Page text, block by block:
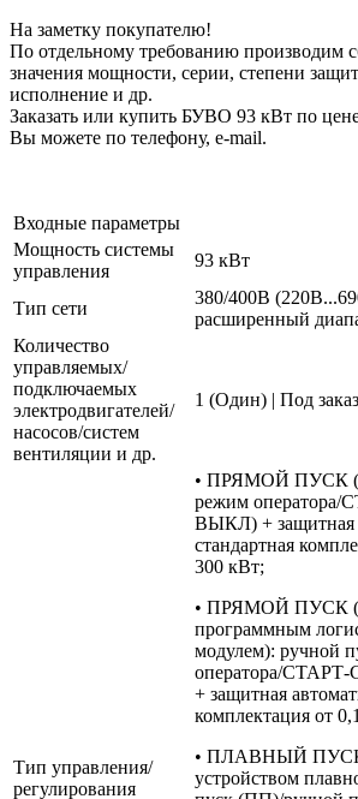
На заметку покупателю!
По отдельному требованию производим
значения мощности, серии, степени
исполнение и др.
Заказать или купить БУВО 93 кВт по
Вы можете по телефону, e-mail.
Входные параметры
Мощность системы
управления
93 кВт
Тип сети
380/400В
расширенный
Количество
управляемых/
подключаемых
электродвигателей/
насосов/систем
вентиляции и др.
1 (Один) | Под
Тип управления/
регулирования
• ПРЯМОЙ ПУСК
режим
ВЫКЛ) + защитная
стандартная
300 кВт;
• ПРЯМОЙ ПУСК
программным
модулем): ручной
оператора/
+ защитная
комплектация от
• ПЛАВНЫЙ
устройством